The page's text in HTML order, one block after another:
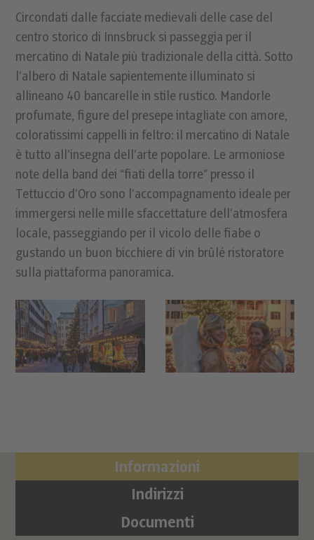
Circondati dalle facciate medievali delle case del
centro storico di Innsbruck si passeggia per il
mercatino di Natale più tradizionale della città. Sotto
l’albero di Natale sapientemente illuminato si
allineano 40 bancarelle in stile rustico. Mandorle
profumate, figure del presepe intagliate con amore,
coloratissimi cappelli in feltro: il mercatino di Natale
è tutto all’insegna dell’arte popolare. Le armoniose
note della band dei “fiati della torre” presso il
Tettuccio d’Oro sono l’accompagnamento ideale per
immergersi nelle mille sfaccettature dell’atmosfera
locale, passeggiando per il vicolo delle fiabe o
gustando un buon bicchiere di vin brûlé ristoratore
sulla piattaforma panoramica.
Informazioni
Indirizzi
Documenti